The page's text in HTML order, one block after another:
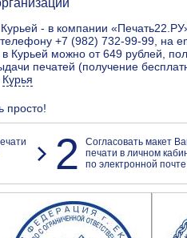
- в компании
+7 (982) 732-99-99, на
в Курьей можно от 649 рублей,
печатей (получение
Курья
просто!
2
Согласовать макет
печати в личном
по электронной почте